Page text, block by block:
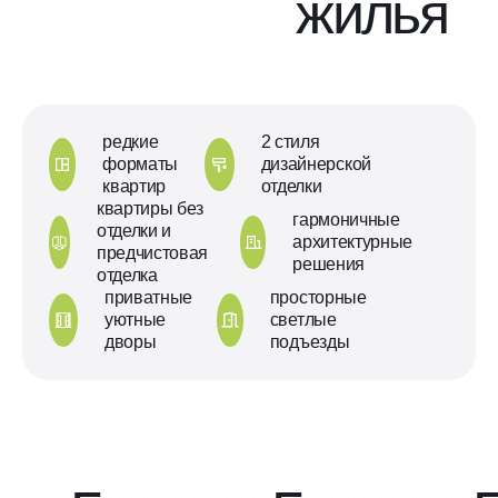
жилья
редкие
форматы
квартир
2 стиля
дизайнерской
отделки
квартиры без
отделки и
предчистовая
отделка
гармоничные
архитектурные
решения
приватные
уютные
дворы
просторные
светлые
подъезды